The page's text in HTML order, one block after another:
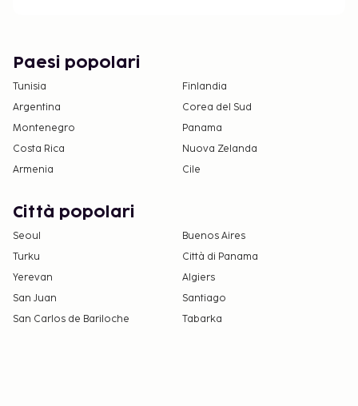
Paesi popolari
Tunisia
Finlandia
Argentina
Corea del Sud
Montenegro
Panama
Costa Rica
Nuova Zelanda
Armenia
Cile
Città popolari
Seoul
Buenos Aires
Turku
Città di Panama
Yerevan
Algiers
San Juan
Santiago
San Carlos de Bariloche
Tabarka